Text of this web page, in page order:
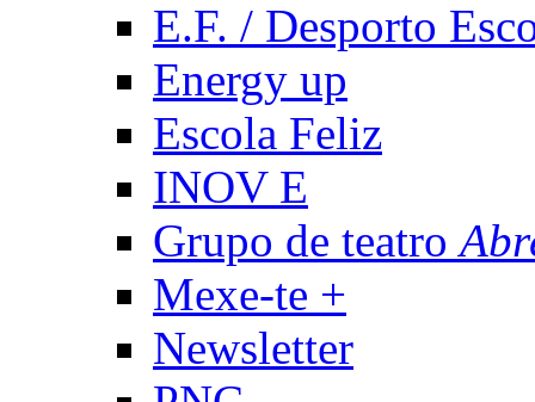
E.F. / Desporto
Energy up
Escola Feliz
INOV E
Grupo de teatro
Mexe-te +
Newsletter